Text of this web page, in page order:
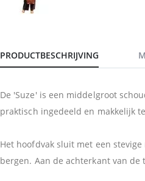
PRODUCTBESCHRIJVING
De 'Suze' is een middelgroot
praktisch ingedeeld en makkelijk
Het hoofdvak sluit met een
bergen. Aan de achterkant van